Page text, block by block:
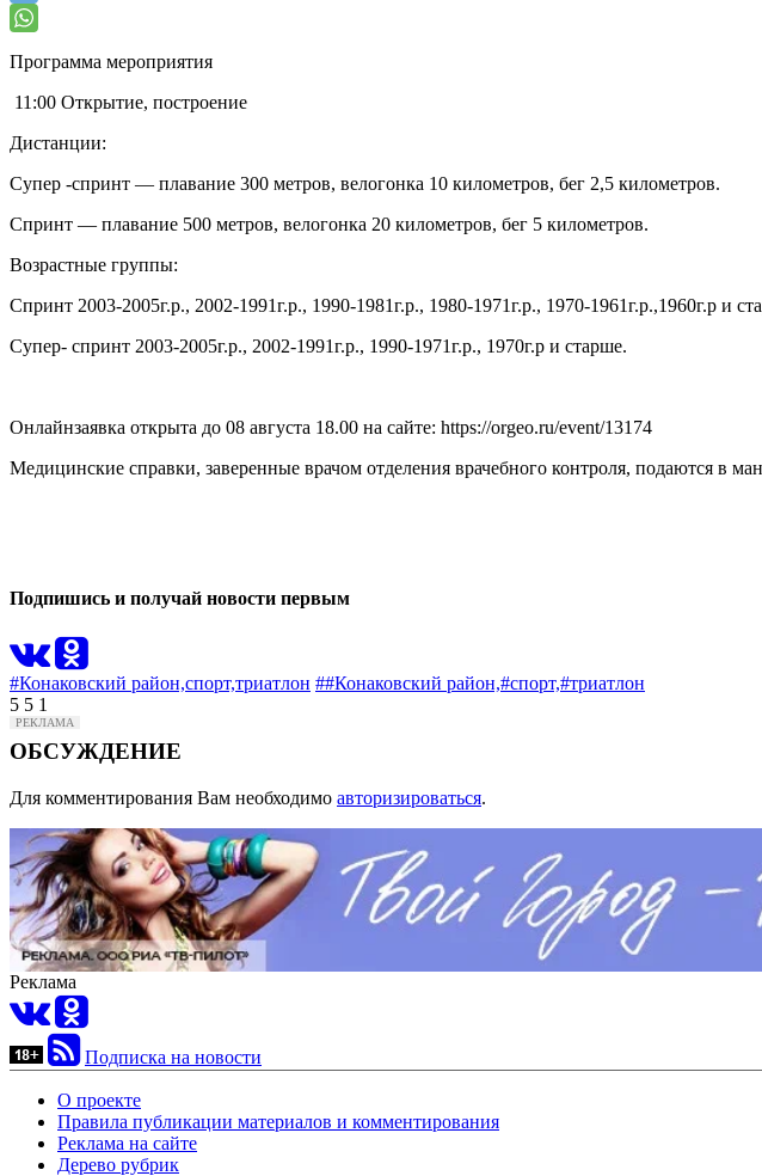
Программа мероприятия
11:00 Открытие, построение
Дистанции:
Супер -спринт — плавание 300 метров, велогонка 10 километров, бег 2,5 километров.
Спринт — плавание 500 метров, велогонка 20 километров, бег 5 километров.
Возрастные группы:
Спринт 2003-2005г.р., 2002-1991г.р., 1990-1981г.р., 1980-1971г.р., 1970-1961г.р.,1960г.р и
Супер- спринт 2003-2005г.р., 2002-1991г.р., 1990-1971г.р., 1970г.р и старше.
Онлайнзаявка открыта до 08 августа 18.00 на сайте: https://orgeo.ru/event/13174
Медицинские справки, заверенные врачом отделения врачебного контроля, подаются в
Подпишись и получай новости первым
#Конаковский район,спорт,триатлон ##Конаковский район,#спорт,#триатлон
5 5 1
ОБСУЖДЕНИЕ
Для комментирования Вам необходимо авторизироваться.
Реклама
Подписка на новости
О проекте
Правила публикации материалов и комментирования
Реклама на сайте
Дерево рубрик